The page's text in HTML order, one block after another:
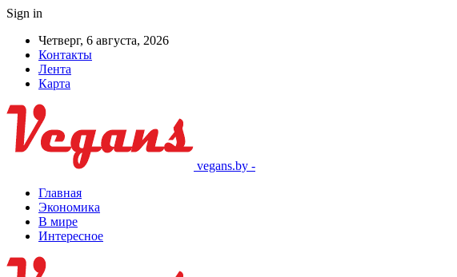
Sign in
Четверг, 6 августа, 2026
Контакты
Лента
Карта
vegans.by -
Главная
Экономика
В мире
Интересное